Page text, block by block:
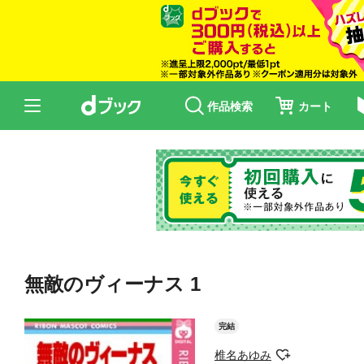
作品検索 カート
無敵のヴィーナス 1
完結
椎名あゆみ